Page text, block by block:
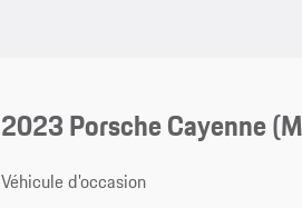
2023 Porsche Cayenne
Véhicule d'occasion